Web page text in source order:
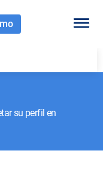
su perfil en